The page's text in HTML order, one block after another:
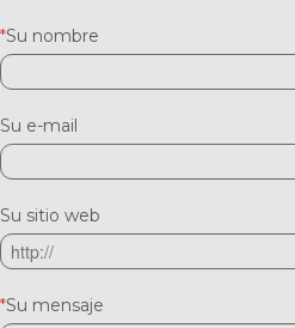
*Su nombre
Su e-mail
Su sitio web
*Su mensaje